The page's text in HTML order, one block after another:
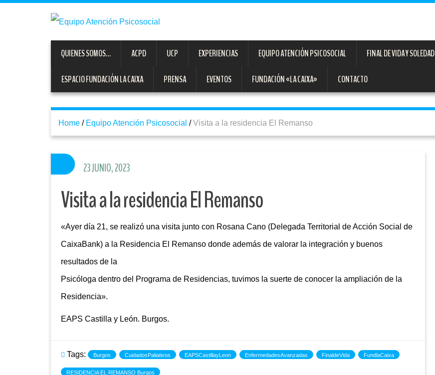
QUIENES SOMOS… ACPD UCP EXPERIENCIAS EQUIPO ATENCIÓN PSICOSOCIAL FINAL DE VIDA Y SOLEDAD
ESPACIO FUNDACIÓN LA CAIXA PRENSA EVENTOS FUNDACIÓN «LA CAIXA» CONTACTO
Home / Equipo Atención Psicosocial / Visita a la residencia El Remanso
Visita a la residencia El Remanso
«Ayer día 21, se realizó una visita junto con Rosana Cano (Delegada Territorial de Acción Social de
CaixaBank) a la Residencia El Remanso donde además de valorar la integración y buenos
resultados de la
Psicóloga dentro del Programa de Residencias, tuvimos la suerte de conocer la ampliación de la
Residencia».
EAPS Castilla y León. Burgos.
Tags: Burgos CuidadosPaliativos EAPSCastillayLeon EnfermedadesAvanzadas FinaldeVida FundlaCaixa
RESIDENCIA EL REMANSO Burgos
23 JUNIO, 2023